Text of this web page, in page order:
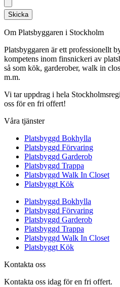
Skicka
Om Platsbyggaren i Stockholm
Platsbyggaren är ett professionellt
kompetens inom finsnickeri av
så som kök, garderober, walk in
m.m.
Vi tar uppdrag i hela
oss för en fri offert!
Våra tjänster
Platsbyggd Bokhylla
Platsbyggd Förvaring
Platsbyggd Garderob
Platsbyggd Trappa
Platsbyggd Walk In Closet
Platsbyggt Kök
Platsbyggd Bokhylla
Platsbyggd Förvaring
Platsbyggd Garderob
Platsbyggd Trappa
Platsbyggd Walk In Closet
Platsbyggt Kök
Kontakta oss
Kontakta oss idag för en fri offert.